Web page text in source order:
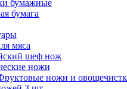
бумажные
бумага
мяса
шеф нож
ножи
ножи и